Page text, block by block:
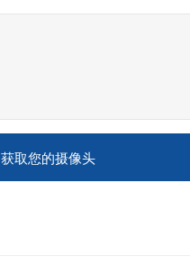
获取您的摄像头